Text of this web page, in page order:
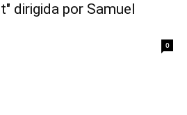
dirigida por Samuel
0